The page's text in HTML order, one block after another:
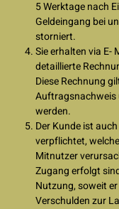
5 Werktage nach
Geldeingang bei
storniert.
Sie erhalten via E-
detaillierte
Diese Rechnung
werden.
Der Kunde ist
verpflichtet,
Mitnutzer
Zugang erfolgt
Nutzung, soweit
Verschulden zur